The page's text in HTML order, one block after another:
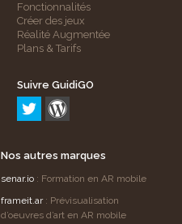
Fonctionnalités
Créer des jeux
Réalité Augmentée
Plans & Tarifs
Suivre GuidiGO
Nos autres marques
senar.io : Formation en AR mobile
frameit.ar: Prévisualisation
d’oeuvres d’art en AR mobile